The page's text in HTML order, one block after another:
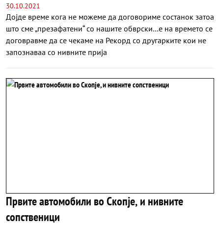
30.10.2021
Дојде време кога не можеме да договориме состанок затоа
што сме „презафатени“ со нашите обврски…е на времето се
договравме да се чекаме на Рекорд со другарките кои не
запознаваа со нивните прија
Првите автомобили во Скопје, и нивните
сопственици